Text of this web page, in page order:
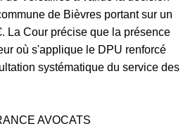
de Bièvres portant sur un
La Cour précise que la présence
où s'applique le DPU renforcé
systématique du service des
AVOCATS